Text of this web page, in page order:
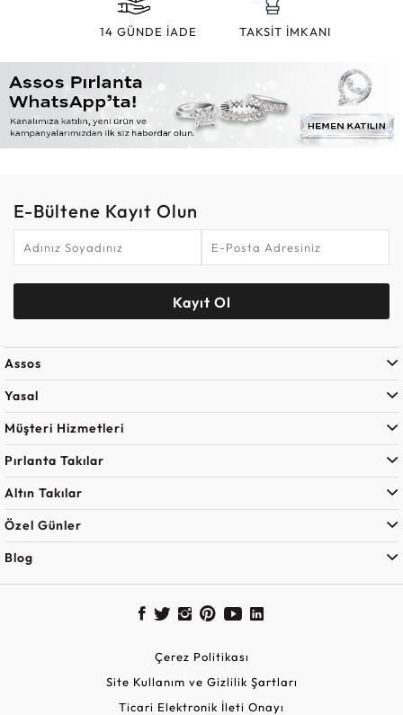
14 GÜNDE İADE TAKSİT İMKANI
E-Bültene Kayıt Olun
Kayıt Ol
Assos
Yasal
Müşteri Hizmetleri
Pırlanta Takılar
Altın Takılar
Özel Günler
Blog
Çerez Politikası
Site Kullanım ve Gizlilik Şartları
Ticari Elektronik İleti Onayı